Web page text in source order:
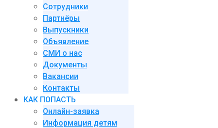
Сотрудники
Партнёры
Выпускники
Объявление
СМИ о нас
Документы
Вакансии
Контакты
КАК ПОПАСТЬ
Онлайн-заявка
Информация детям